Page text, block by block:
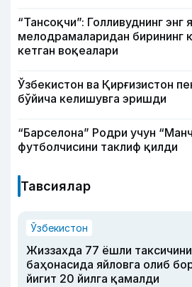
“Тансоқчи”: Голливуднинг энг
мелодрамаларидан бирининг
кетган воқеалари
Ўзбекистон ва Қирғизистон
бўйича келишувга эришди
“Барселона” Родри учун
футболчисини таклиф қилди
Тавсиялар
Ўзбекистон
Жиззахда 77 ёшли
баҳонасида яйловга олиб
йигит 20 йилга қамалди